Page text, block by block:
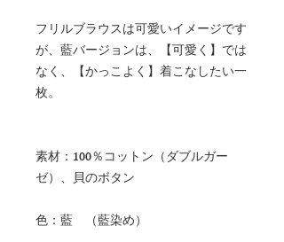
フリルブラウスは可愛いイメージです
が、藍バージョンは、【可愛く】では
なく、【かっこよく】着こなしたい一
枚。
素材： 100％コットン（ダブルガー
ゼ）、貝のボタン
色：藍 （藍染め）